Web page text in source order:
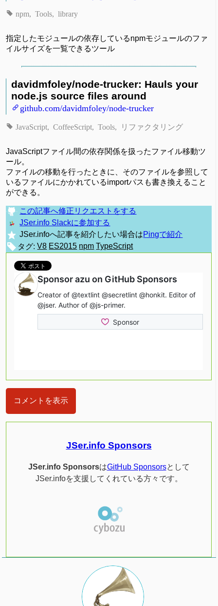
npm Tools library
指定したモジュールの依存しているnpmモジュールのファ
イルサイズを一覧できるツール
davidmfoley/node-trucker: Hauls your
node.js source files around
github.com/davidmfoley/node-trucker
JavaScript CoffeeScript Tools リファクタリング
JavaScriptファイル間の依存関係を扱ったファイル移動ツ
ール。
ファイルの移動を行ったときに、そのファイルを参照して
いるファイルにかかれているimportパスも書き換えること
ができる。
この記事へ修正リクエストをする
JSer.info Slackに参加する
JSer.infoへ記事を紹介したい場合はPingで紹介
タグ: V8 ES2015 npm TypeScript
コメントを表示
JSer.info Sponsors
JSer.info SponsorsはGitHub Sponsorsとして
JSer.infoを支援してくれている方々です。